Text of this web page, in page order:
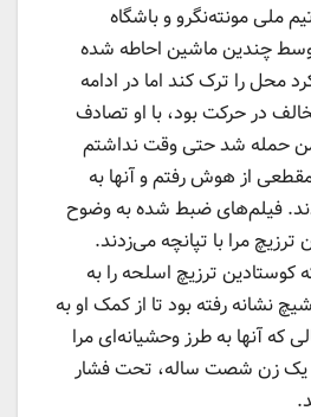
ملی مونته‌نگرو و باشگاه
توسط چندین ماشین احاطه شده
محل را ترک کند اما در ادامه
در حرکت بود، با او تصادف
حمله شد حتی وقت نداشتم
از هوش رفتم و آنها به
فیلم‌های ضبط شده به وضوح
مرا با تپانچه می‌زدند.
ترزیچ اسلحه را به
نشانه رفته بود تا از کمک او به
که آنها به طرز وحشیانه‌ای مرا
یک زن شصت ساله، تحت فشار